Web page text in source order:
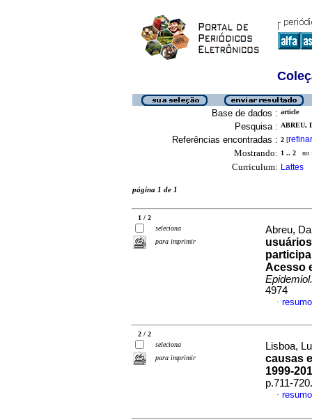
Base de dados : article
Pesquisa : ABREU,
Referências encontradas : 2 [refinar
Mostrando: 1 .. 2 no
Curriculum: Lattes
página 1 de 1
1 / 2
seleciona
para imprimir
Abreu,
Acesso
4974
·
2 / 2
seleciona
para imprimir
Lisboa,
causas
1999-
p.711-
·